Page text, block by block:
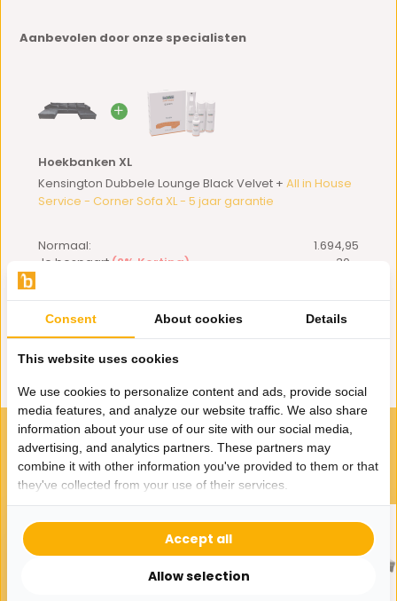
Aanbevolen door onze specialisten
Hoekbanken XL
Kensington Dubbele Lounge Black Velvet + All in House
Service - Corner Sofa XL - 5 jaar garantie
Normaal:
1.694,95
Je bespaart (2% Korting) 30,-
Toevoegen aan winkelwagen
VOOR JOU GESELECTEERD
Gerelateerde producten
Consent About cookies Details
This website uses cookies
We use cookies to personalize content and ads, provide social
media features, and analyze our website traffic. We also share
information about your use of our site with our social media,
advertising, and analytics partners. These partners may
combine it with other information you've provided to them or that
they've collected from your use of their services.
Allow selection
Accept all